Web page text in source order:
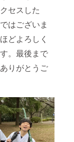
セスした
はございま
どよろしく
。最後まで
りがとうご